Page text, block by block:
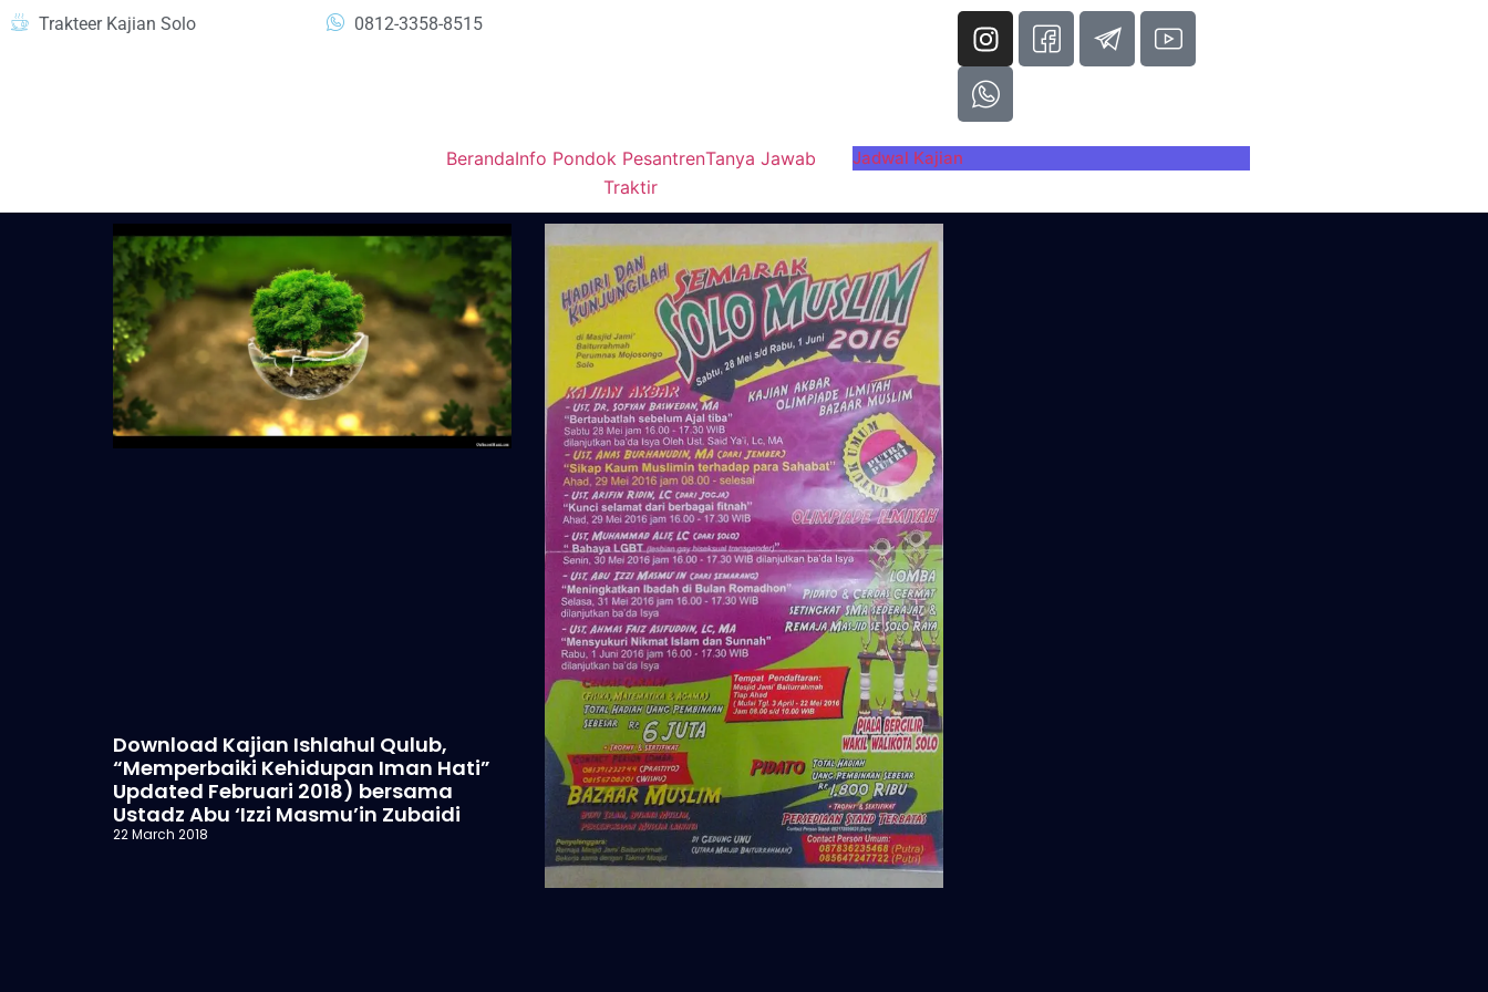
Trakteer Kajian Solo 0812-3358-8515
BerandaInfo Pondok PesantrenTanya Jawab
Traktir
Jadwal Kajian
Download Kajian Ishlahul Qulub,
“Memperbaiki Kehidupan Iman Hati”
Updated Februari 2018) bersama
Ustadz Abu ‘Izzi Masmu’in Zubaidi
22 March 2018